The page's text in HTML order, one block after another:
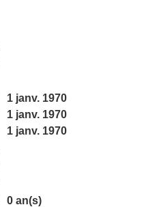
1 janv. 1970
1 janv. 1970
1 janv. 1970
0 an(s)